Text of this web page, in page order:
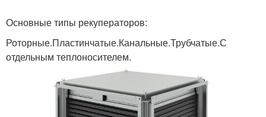
Основные типы рекуператоров:
Роторные.Пластинчатые.Канальные.Трубчатые.С
отдельным теплоносителем.